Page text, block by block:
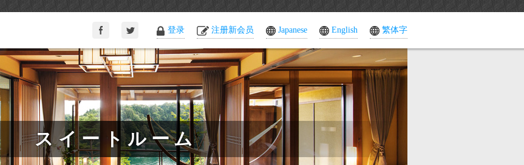
登录 注册新会员 Japanese English 繁体字
スイートルーム